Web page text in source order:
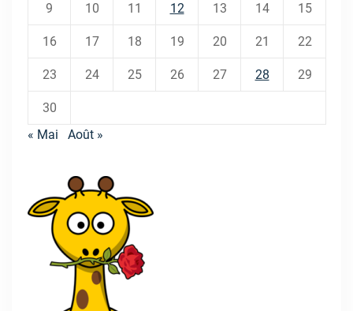
9 10 11 12 13 14 15
16 17 18 19 20 21 22
23 24 25 26 27 28 29
30
« Mai
Août »